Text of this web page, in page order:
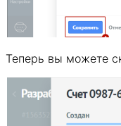
Теперь вы можете